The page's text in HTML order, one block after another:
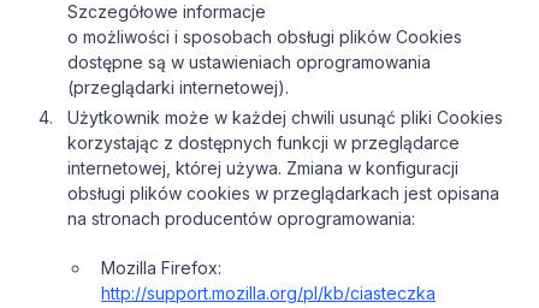
Szczegółowe informacje
o możliwości i sposobach obsługi plików Cookies
dostępne są w ustawieniach oprogramowania
(przeglądarki internetowej).
Użytkownik może w każdej chwili usunąć pliki Cookies
korzystając z dostępnych funkcji w przeglądarce
internetowej, której używa. Zmiana w konfiguracji
obsługi plików cookies w przeglądarkach jest opisana
na stronach producentów oprogramowania:
Mozilla Firefox:
http://support.mozilla.org/pl/kb/ciasteczka